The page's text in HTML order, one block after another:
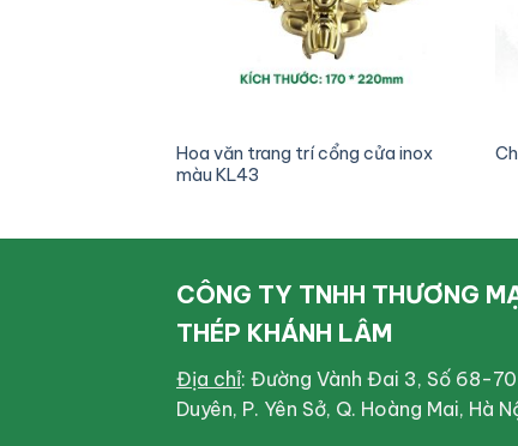
Hoa văn trang trí cổng cửa inox
màu KL43
CÔNG TY TNHH THƯƠNG
THÉP KHÁNH LÂM
Địa chỉ: Đường Vành Đai 3, Số 68-70
Duyên, P. Yên Sở, Q. Hoàng Mai, Hà